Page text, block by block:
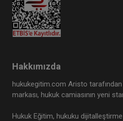
Hakkımızda
hukukegitim.com Aristo
markası, hukuk camiasının yeni
Hukuk Eğitim, hukuku dijitalleştirme